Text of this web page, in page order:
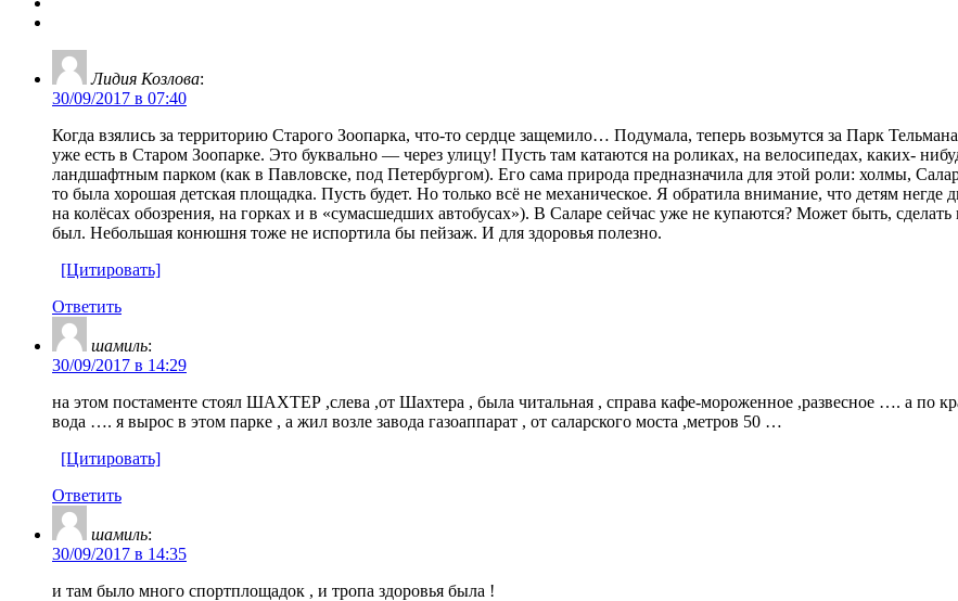
Лидия Козлова:
30/09/2017 в 07:40
Когда взялись за территорию Старого Зоопарка, что-то сердце защемило… Подумала, теперь возьмутся за Парк
уже есть в Старом Зоопарке. Это буквально — через улицу! Пусть там катаются на роликах, на велосипедах, каких-
ландшафтным парком (как в Павловске, под Петербургом). Его сама природа предназначила для этой роли: холмы,
то была хорошая детская площадка. Пусть будет. Но только всё не механическое. Я обратила внимание, что детям негде
на колёсах обозрения, на горках и в «сумасшедших автобусах»). В Саларе сейчас уже не купаются? Может быть,
был. Небольшая конюшня тоже не испортила бы пейзаж. И для здоровья полезно.
[Цитировать]
Ответить
шамиль:
30/09/2017 в 14:29
на этом постаменте стоял ШАХТЕР ,слева ,от Шахтера , была читальная , справа кафе-мороженное ,развесное …. а по
вода …. я вырос в этом парке , а жил возле завода газоаппарат , от саларского моста ,метров 50 …
[Цитировать]
Ответить
шамиль:
30/09/2017 в 14:35
и там было много спортплощадок , и тропа здоровья была !